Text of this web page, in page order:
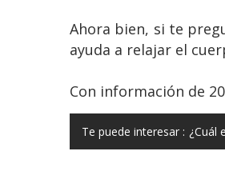
Ahora bien, si te
ayuda a relajar el
Con información de
Te puede interesar : ¿Cuál